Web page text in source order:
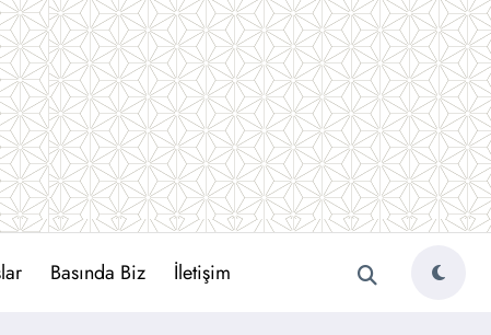
Basında Biz İletişim